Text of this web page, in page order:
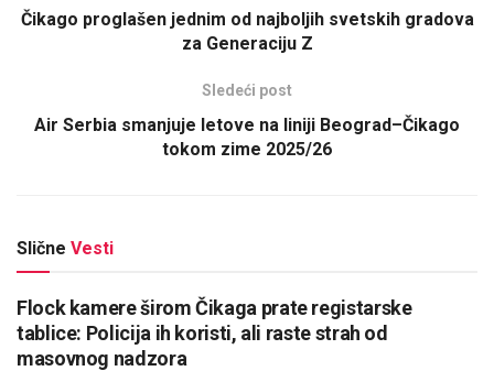
Čikago proglašen jednim od najboljih svetskih gradova
za Generaciju Z
Sledeći post
Air Serbia smanjuje letove na liniji Beograd–Čikago
tokom zime 2025/26
Slične Vesti
Flock kamere širom Čikaga prate registarske
tablice: Policija ih koristi, ali raste strah od
masovnog nadzora